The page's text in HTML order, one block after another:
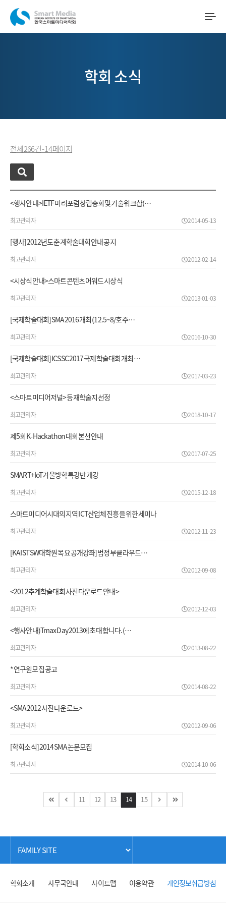
학회 소식
전체 266 건 - 14 페이지
<행사안내>IETF 미러포럼 창립총회 및 기술 워크샵(…
최고관리자 2014-05-13
[행사]2012년도 춘계학술대회 안내 공지
최고관리자 2012-02-14
<시상식안내>스마트콘텐츠 어워드 시상식
최고관리자 2013-01-03
[국제학술대회] SMA2016 개최 (12.5~8/호주…
최고관리자 2016-10-30
[국제학술대회] ICSSC 2017 국제학술대회 개최 …
최고관리자 2017-03-23
<스마트미디어저널> 등재학술지 선정
최고관리자 2018-10-17
제5회 K-Hackathon 대회 본선 안내
최고관리자 2017-07-25
SMART+IoT겨울방학 특강반 개강
최고관리자 2015-12-18
스마트미디어시대의 지역 ICT산업체 진흥을 위한 세미나
최고관리자 2012-11-23
[KAIST SW대학원 목요 공개강좌] 범정부 클라우드…
최고관리자 2012-09-08
<2012추계학술대회 사진 다운로드 안내>
최고관리자 2012-12-03
<행사안내)Tmax Day 2013에 초대 합니다. (…
최고관리자 2013-08-22
* 연구원모집 공고
최고관리자 2014-08-22
<SMA2012 사진 다운로드>
최고관리자 2012-09-06
[학회소식] 2014 SMA 논문모집
최고관리자 2014-10-06
11 12 13 14 15
학회소개 사무국안내 사이트맵 이용약관 개인정보취급방침